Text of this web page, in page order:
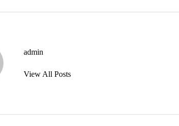
admin
View All Posts